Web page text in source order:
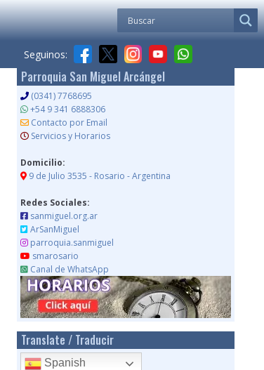
Seguinos:
Parroquia San Miguel Arcángel
(0341) 7768695
+54 9 341 6888306
Contacto por Email
Servicios y Horarios
Domicilio:
9 de Julio 3535 - Rosario - Argentina
Redes Sociales:
sanmiguel.org.ar
ArSanMiguel
parroquia.sanmiguel
smarosario
Canal de WhatsApp
Translate / Traducir
Spanish